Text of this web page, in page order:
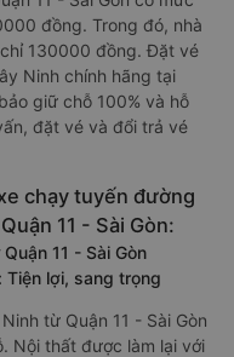
đồng. Trong đó, nhà
130000 đồng. Đặt vé
Ninh chính hãng tại
giữ chỗ 100% và hỗ
đặt vé và đổi trả vé
chạy tuyến đường
11 - Sài Gòn:
11 - Sài Gòn
Tiện lợi, sang trọng
từ Quận 11 - Sài Gòn
Nội thất được làm lại với